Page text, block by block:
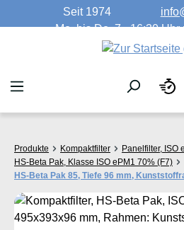
Zum Hauptinhalt springen
Seit 1974
Mo. bis Do. 7 - 16:30 Uhr
Produkte Kompaktfilter
Panelfilter, ISO
HS-Beta Pak, Klasse ISO ePM1 70% (F7)
HS-Beta Pak 85, Tiefe 96 mm,
Bildergalerie überspringen